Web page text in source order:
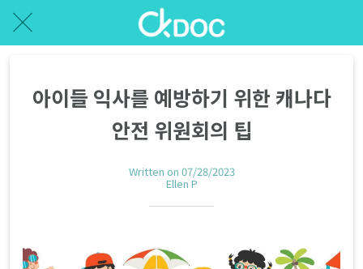
아이들 익사를 예방하기 위한 캐나다
안전 위원회의 팁
Written on 07/28/2023
Ellen P